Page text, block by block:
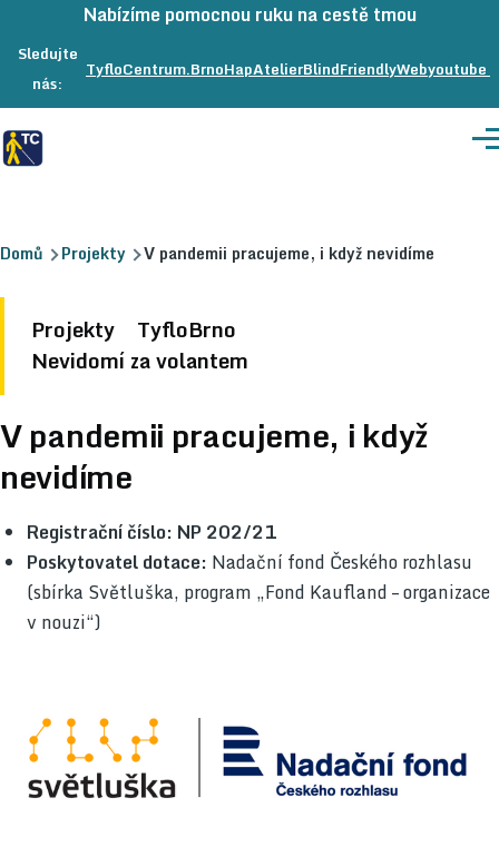
Přeskočit na hlavní obsah
Nabízíme pomocnou ruku na cestě tmou
Sledujte
nás:
TyfloCentrum.Brnona
HapAtelierna
BlindFriendlyWebna
youtube
Drobečková
navigace
Domů Projekty V pandemii pracujeme, i když nevidíme
Projekty
Projekty
TyfloBrno
Nevidomí za volantem
V pandemii pracujeme, i když
nevidíme
Registrační číslo: NP 202/21
Poskytovatel dotace: Nadační fond Českého rozhlasu
(sbírka Světluška, program „Fond Kaufland – organizace
v nouzi“)